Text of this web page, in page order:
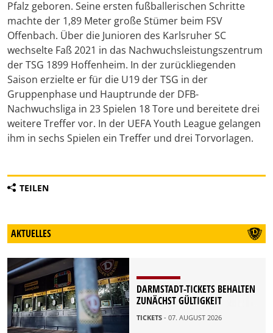
Pfalz geboren. Seine ersten fußballerischen Schritte
machte der 1,89 Meter große Stümer beim FSV
Offenbach. Über die Junioren des Karlsruher SC
wechselte Faß 2021 in das Nachwuchsleistungszentrum
der TSG 1899 Hoffenheim. In der zurückliegenden
Saison erzielte er für die U19 der TSG in der
Gruppenphase und Hauptrunde der DFB-
Nachwuchsliga in 23 Spielen 18 Tore und bereitete drei
weitere Treffer vor. In der UEFA Youth League gelangen
ihm in sechs Spielen ein Treffer und drei Torvorlagen.
TEILEN
AKTUELLES
DARMSTADT-TICKETS BEHALTEN
ZUNÄCHST GÜLTIGKEIT
TICKETS - 07. AUGUST 2026